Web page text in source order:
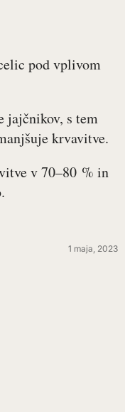
pod vplivom
jajčnikov, s tem
krvavitve.
v 70–80 % in
1 maja, 2023